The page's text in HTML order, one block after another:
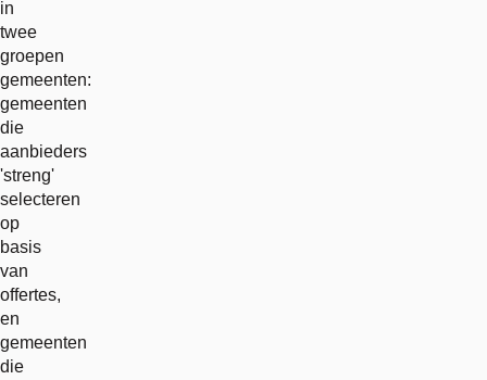
in
twee
groepen
gemeenten:
gemeenten
die
aanbieders
'streng'
selecteren
op
basis
van
offertes,
en
gemeenten
die